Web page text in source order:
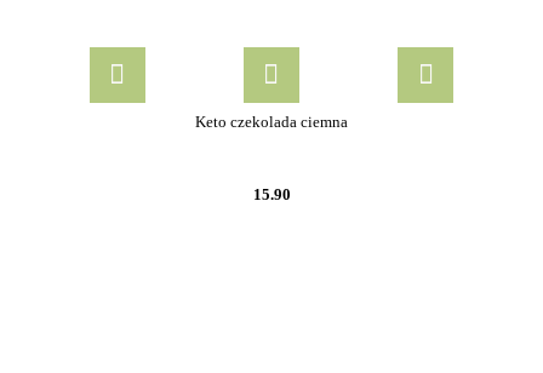
Keto czekolada ciemna
15.90